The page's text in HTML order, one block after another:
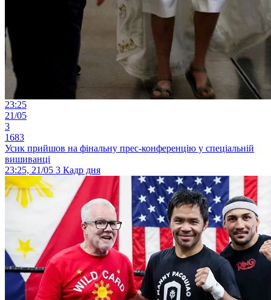
23:25
21/05
3
1683
Усик прийшов на фінальну прес-конференцію у спеціальній
вишиванці
23:25, 21/05 3 Кадр дня